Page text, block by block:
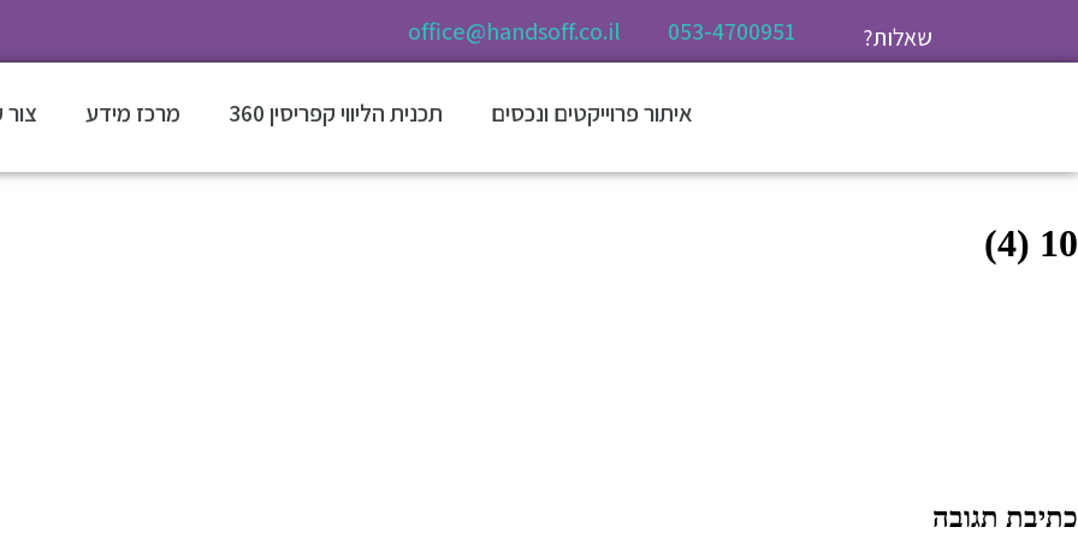
שאלות? 053-4700951
office@handsoff.co.il
איתור פרוייקטים ונכסים תכנית הליווי קפריסין 360 מרכז מידע
10 (4)
כתיבת תגובה